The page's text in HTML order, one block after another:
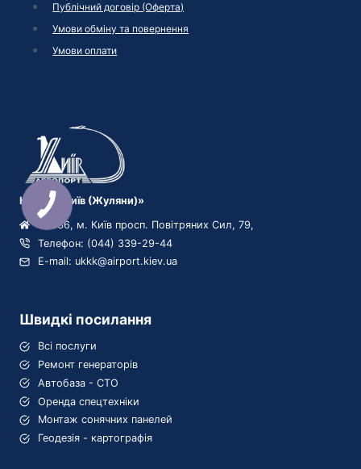
Публічний договір (Оферта)
Умови обміну та повернення
Умови оплати
КП «МА Київ (Жуляни)»
03036, м. Київ просп. Повітряних Сил, 79,
Телефон: (044) 339-29-44
E-mail: ukkk@airport.kiev.ua
Швидкі посилання
Всі послуги
Ремонт генераторів
Автобаза - СТО
Оренда спецтехніки
Монтаж сонячних панелей
Геодезія - картографія